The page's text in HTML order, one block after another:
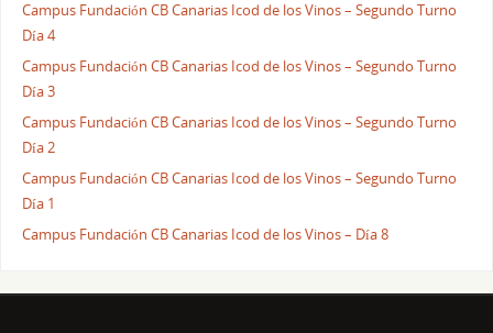
Campus Fundación CB Canarias Icod de los Vinos – Segundo Turno
Día 4
Campus Fundación CB Canarias Icod de los Vinos – Segundo Turno
Día 3
Campus Fundación CB Canarias Icod de los Vinos – Segundo Turno
Día 2
Campus Fundación CB Canarias Icod de los Vinos – Segundo Turno
Día 1
Campus Fundación CB Canarias Icod de los Vinos – Día 8